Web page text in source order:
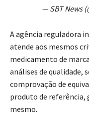
— SBT News
A agência reguladora
atende aos mesmos
medicamento de
análises de qualidade,
comprovação de
produto de referência,
mesmo.